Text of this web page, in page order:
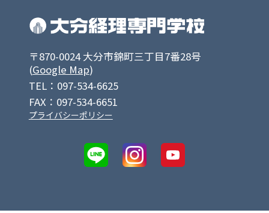
〒870-0024 大分市錦町三丁目7番28号
(Google Map)
TEL：097-534-6625
FAX：097-534-6651
プライバシーポリシー